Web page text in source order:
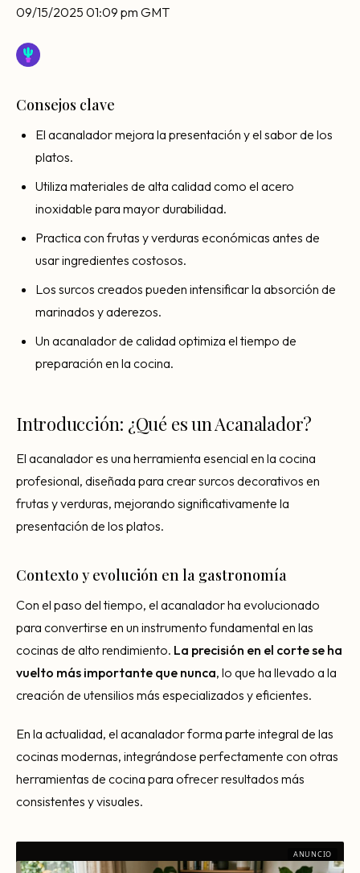
09/15/2025 01:09 pm GMT
Consejos clave
El acanalador mejora la presentación y el sabor de los
platos.
Utiliza materiales de alta calidad como el acero
inoxidable para mayor durabilidad.
Practica con frutas y verduras económicas antes de
usar ingredientes costosos.
Los surcos creados pueden intensificar la absorción de
marinados y aderezos.
Un acanalador de calidad optimiza el tiempo de
preparación en la cocina.
Introducción: ¿Qué es un Acanalador?
El acanalador es una herramienta esencial en la cocina
profesional, diseñada para crear surcos decorativos en
frutas y verduras, mejorando significativamente la
presentación de los platos.
Contexto y evolución en la gastronomía
Con el paso del tiempo, el acanalador ha evolucionado
para convertirse en un instrumento fundamental en las
cocinas de alto rendimiento. La precisión en el corte se ha
vuelto más importante que nunca, lo que ha llevado a la
creación de utensilios más especializados y eficientes.
En la actualidad, el acanalador forma parte integral de las
cocinas modernas, integrándose perfectamente con otras
herramientas de cocina para ofrecer resultados más
consistentes y visuales.
ANUNCIO